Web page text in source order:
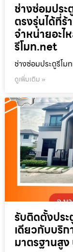
ช่างซ่อมประ
ตรงรุ่นได้ที่ร้
จำหน่ายอะไ
รีโมท.net
ช่างซ่อมประตูรีโม
ดูเพิ่มเติม »
รับติดตั้งปร
เดียวกับบริก
มาตรฐานสูง